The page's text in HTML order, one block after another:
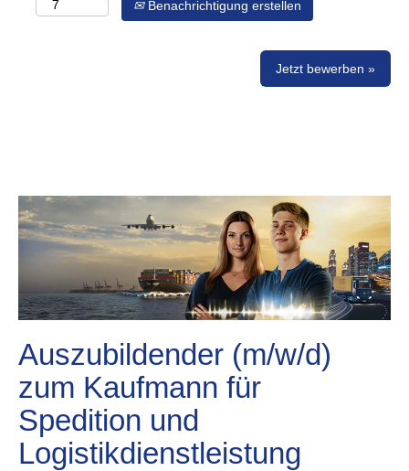
Benachrichtigung erstellen
Jetzt bewerben »
Auszubildender (m/w/d)
zum Kaufmann für
Spedition und
Logistikdienstleistung